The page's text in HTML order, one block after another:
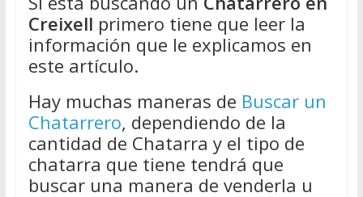
Creixell primero tiene que leer la
información que le explicamos en
este artículo.
Hay muchas maneras de Buscar un
Chatarrero, dependiendo de la
cantidad de Chatarra y el tipo de
chatarra que tiene tendrá que
buscar una manera de venderla u